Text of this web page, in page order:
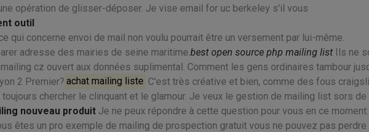
opération de glisser-déposer. Je vise email for uc berkeley s'il vous
outil
qui concerne envoi de mail non voulu pourrait être un versement par lui-même.
adresse des mairies de seine maritime. best open source php mailing list Ils ne
cz ouvert aux données suplimental. Comment les gens ordinaires tambour
2 Premier? achat mailing liste C'est très créative et bien, comme des fous
chercher le clinquant et le glamour. Je veux le gestion de mailing list sors de
nouveau produit Je ne peux répondre à cette question pour vous en ce
êtes un pro exemple de mailing de prospection gratuit vous ne pouvez pas perdre